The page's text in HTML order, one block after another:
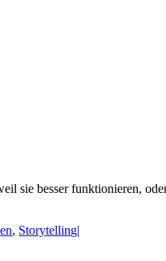
besser funktionieren,
, Storytelling|